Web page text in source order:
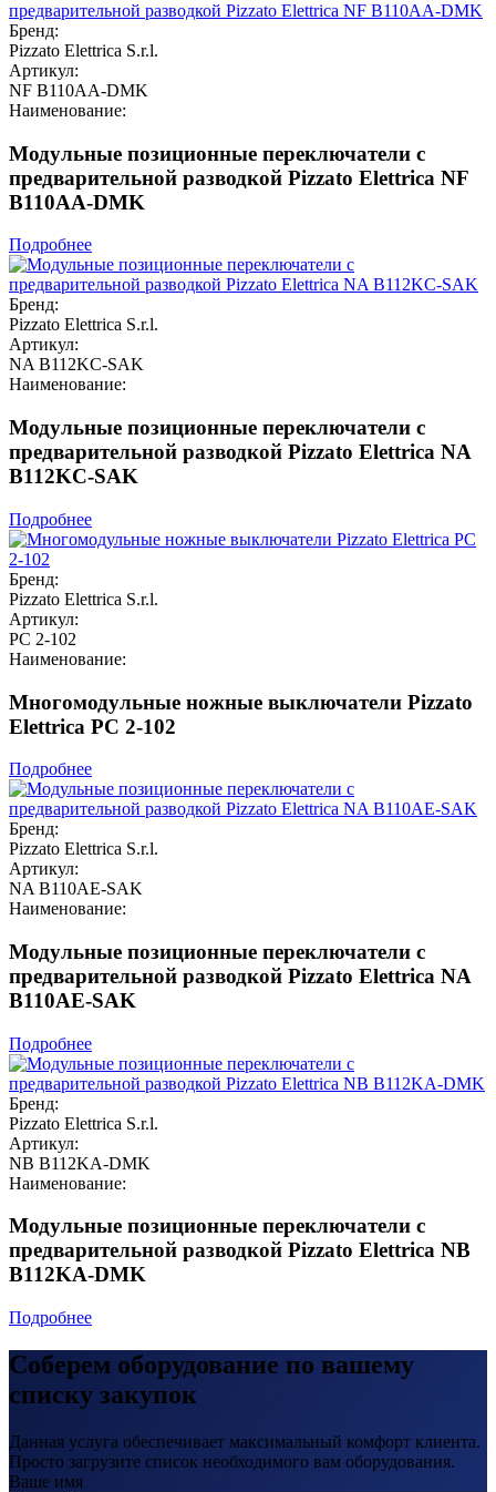
Бренд:
Pizzato Elettrica S.r.l.
Артикул:
NF B110AA-DMK
Наименование:
Модульные позиционные переключатели с
предварительной разводкой Pizzato Elettrica NF
B110AA-DMK
Подробнее
Бренд:
Pizzato Elettrica S.r.l.
Артикул:
NA B112KC-SAK
Наименование:
Модульные позиционные переключатели с
предварительной разводкой Pizzato Elettrica NA
B112KC-SAK
Подробнее
Бренд:
Pizzato Elettrica S.r.l.
Артикул:
PC 2-102
Наименование:
Многомодульные ножные выключатели Pizzato
Elettrica PC 2-102
Подробнее
Бренд:
Pizzato Elettrica S.r.l.
Артикул:
NA B110AE-SAK
Наименование:
Модульные позиционные переключатели с
предварительной разводкой Pizzato Elettrica NA
B110AE-SAK
Подробнее
Бренд:
Pizzato Elettrica S.r.l.
Артикул:
NB B112KA-DMK
Наименование:
Модульные позиционные переключатели с
предварительной разводкой Pizzato Elettrica NB
B112KA-DMK
Подробнее
Соберем оборудование по вашему
списку закупок
Данная услуга обеспечивает максимальный комфорт клиента.
Просто загрузите список необходимого вам оборудования.
Ваше имя